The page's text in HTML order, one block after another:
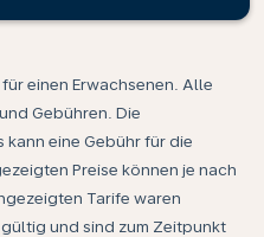
einen Erwachsenen. Alle
Gebühren. Die
eine Gebühr für die
Preise können je nach
Tarife waren
und sind zum Zeitpunkt